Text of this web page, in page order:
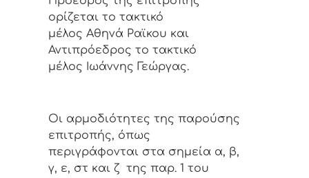
ορίζεται το τακτικό
μέλος Αθηνά Ραϊκου και
Αντιπρόεδρος το τακτικό
μέλος Ιωάννης Γεώργας.
Οι αρμοδιότητες της παρούσης
επιτροπής, όπως
περιγράφονται στα σημεία α, β,
γ, ε, στ και ζ της παρ. 1 του